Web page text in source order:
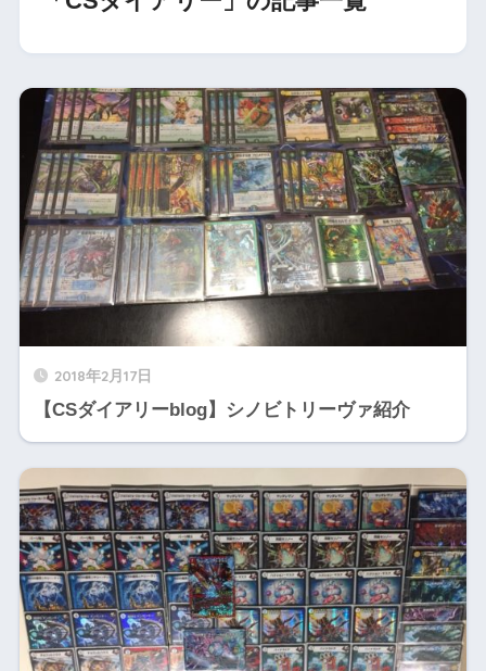
2018年2月17日
【CSダイアリーblog】シノビトリーヴァ紹介